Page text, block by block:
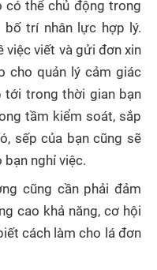
có thể chủ động trong
trí nhân lực hợp lý.
việc viết và gửi đơn xin
cho quản lý cảm giác
tới trong thời gian bạn
tầm kiểm soát, sắp
sếp của bạn cũng sẽ
bạn nghỉ việc.
cũng cần phải đảm
cao khả năng, cơ hội
cách làm cho lá đơn